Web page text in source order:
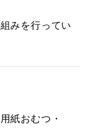
みを行ってい
紙おむつ・